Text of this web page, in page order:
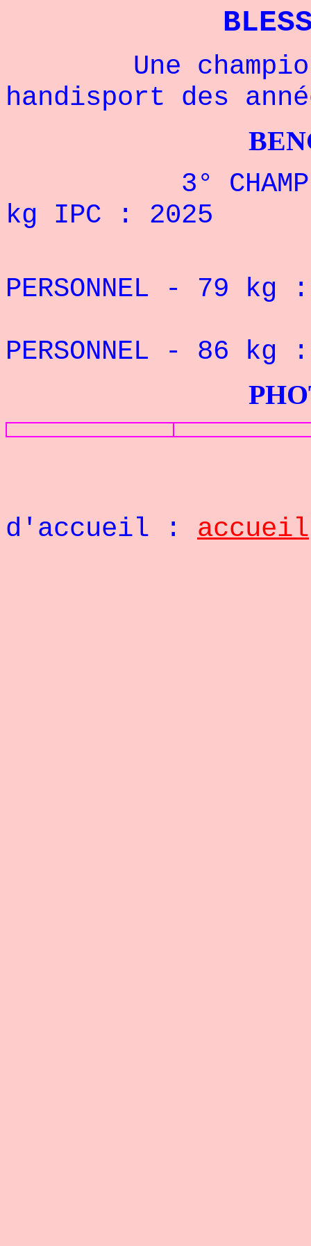
Une
handisport des
3°
kg IPC : 2025
PERSONNEL - 79 kg
PERSONNEL - 86 kg
PHOTOS
d'accueil : accueil